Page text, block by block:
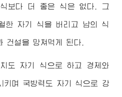
보다 더 좋은 식은 없다. 그
한 자기 식을 버리고 남의 식
건설을 망쳐먹게 된다.
도 자기 식으로 하고 경제와
키며 국방력도 자기 식으로 강